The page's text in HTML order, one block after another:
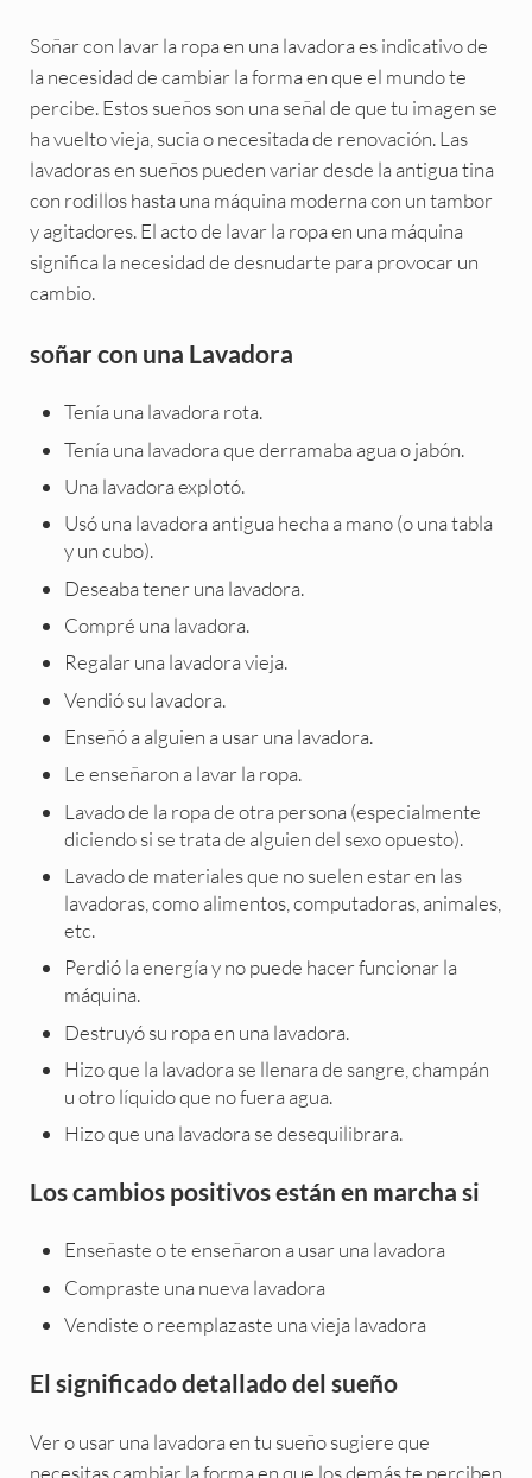
Soñar con lavar la ropa en una lavadora es indicativo de
la necesidad de cambiar la forma en que el mundo te
percibe. Estos sueños son una señal de que tu imagen se
ha vuelto vieja, sucia o necesitada de renovación. Las
lavadoras en sueños pueden variar desde la antigua tina
con rodillos hasta una máquina moderna con un tambor
y agitadores. El acto de lavar la ropa en una máquina
significa la necesidad de desnudarte para provocar un
cambio.
soñar con una Lavadora
Tenía una lavadora rota.
Tenía una lavadora que derramaba agua o jabón.
Una lavadora explotó.
Usó una lavadora antigua hecha a mano (o una tabla
y un cubo).
Deseaba tener una lavadora.
Compré una lavadora.
Regalar una lavadora vieja.
Vendió su lavadora.
Enseñó a alguien a usar una lavadora.
Le enseñaron a lavar la ropa.
Lavado de la ropa de otra persona (especialmente
diciendo si se trata de alguien del sexo opuesto).
Lavado de materiales que no suelen estar en las
lavadoras, como alimentos, computadoras, animales,
etc.
Perdió la energía y no puede hacer funcionar la
máquina.
Destruyó su ropa en una lavadora.
Hizo que la lavadora se llenara de sangre, champán
u otro líquido que no fuera agua.
Hizo que una lavadora se desequilibrara.
Los cambios positivos están en marcha si
Enseñaste o te enseñaron a usar una lavadora
Compraste una nueva lavadora
Vendiste o reemplazaste una vieja lavadora
El significado detallado del sueño
Ver o usar una lavadora en tu sueño sugiere que
necesitas cambiar la forma en que los demás te perciben